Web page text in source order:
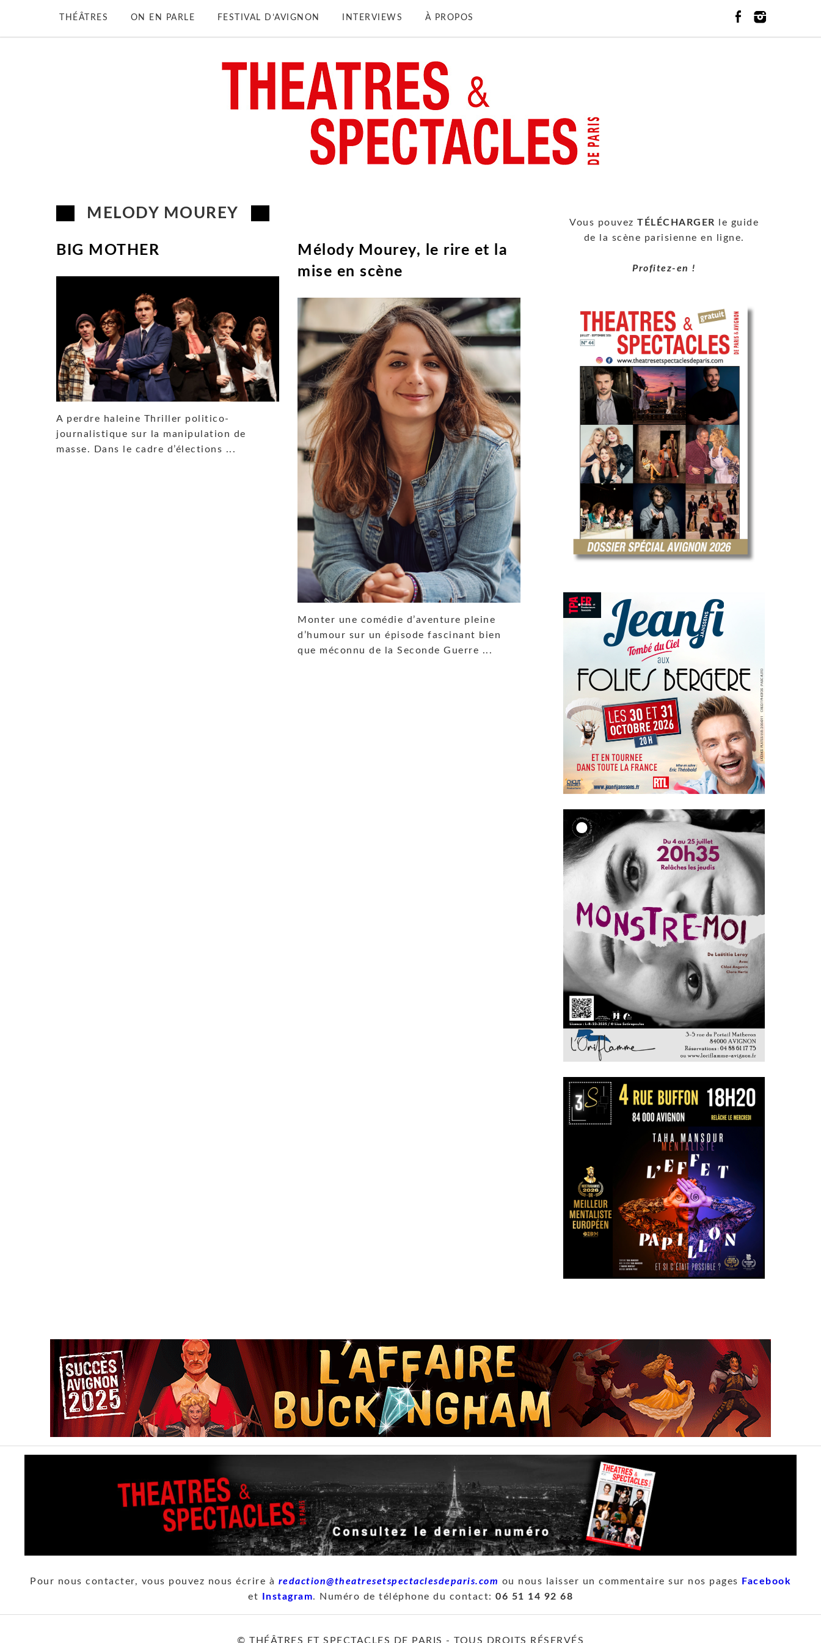
THÉÂTRES ON EN PARLE FESTIVAL D’AVIGNON INTERVIEWS À PROPOS
MELODY MOUREY
BIG MOTHER
A perdre haleine Thriller politico-
journalistique sur la manipulation de
masse. Dans le cadre d’élections ...
Mélody Mourey, le rire et la
mise en scène
Monter une comédie d’aventure pleine
d’humour sur un épisode fascinant bien
que méconnu de la Seconde Guerre ...
Vous pouvez TÉLÉCHARGER le guide
de la scène parisienne en ligne.
Profitez-en !
Pour nous contacter, vous pouvez nous écrire à redaction@theatresetspectaclesdeparis.com ou nous laisser un commentaire sur nos pages Facebook
et Instagram. Numéro de téléphone du contact: 06 51 14 92 68
© THÉÂTRES ET SPECTACLES DE PARIS - TOUS DROITS RÉSERVÉS